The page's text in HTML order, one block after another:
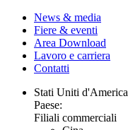
News & media
Fiere & eventi
Area Download
Lavoro e carriera
Contatti
Stati Uniti d'America
Paese:
Filiali commerciali